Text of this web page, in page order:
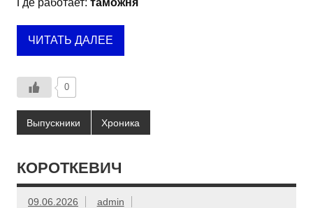
ЧИТАТЬ ДАЛЕЕ
0
Выпускники Хроника
КОРОТКЕВИЧ
09.06.2026 admin